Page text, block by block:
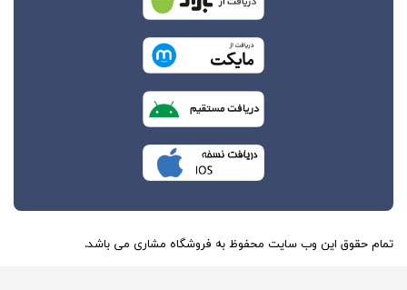
محفوظ به فروشگاه مشاری می باشد.